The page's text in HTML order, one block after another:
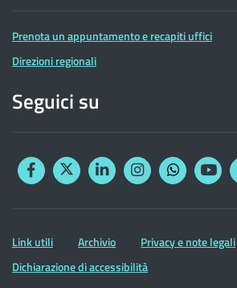
Prenota un appuntamento e recapiti uffici
Direzioni regionali
Seguici su
FacebookTwitterLinkedinInstagram
Altre
informazioni
Link utili Archivio
Privacy e note legali
Dichiarazione di accessibilità